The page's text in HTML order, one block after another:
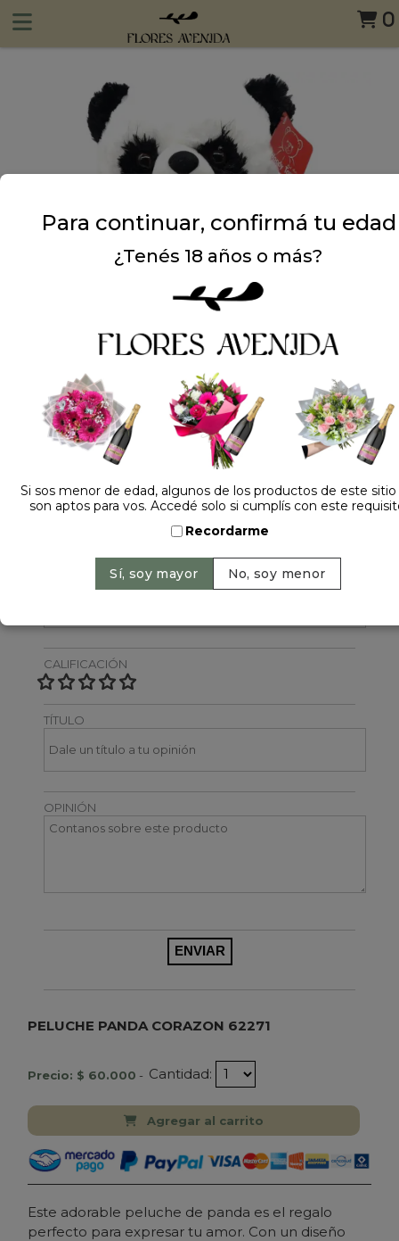
0
Dejá tu opinión
NOMBRE
CALIFICACIÓN
TÍTULO
OPINIÓN
PELUCHE PANDA CORAZON 62271
Precio: $ 60.000 - Cantidad:
Agregar al carrito
Este adorable peluche de panda es el regalo
perfecto para expresar tu amor. Con un diseño
Para continuar, confirmá tu edad
¿Tenés 18 años o más?
Si sos menor de edad, algunos de los productos de este
son aptos para vos. Accedé solo si cumplís con este
Recordarme